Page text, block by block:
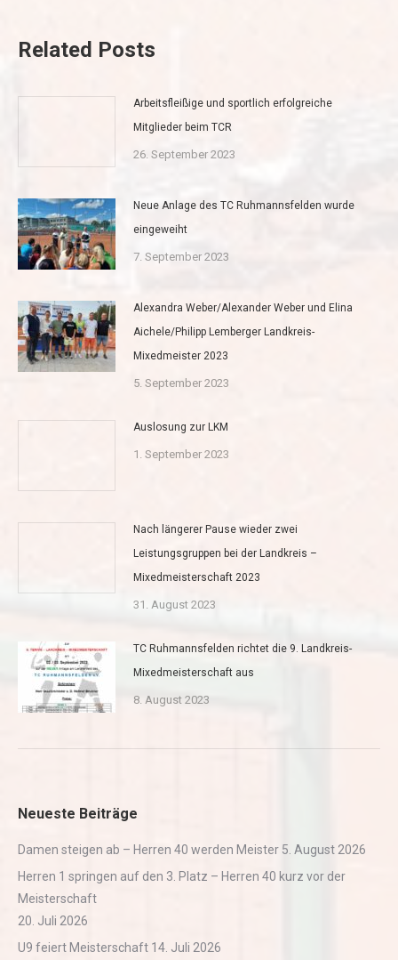
Related Posts
Arbeitsfleißige und sportlich erfolgreiche
Mitglieder beim TCR
26. September 2023
Neue Anlage des TC Ruhmannsfelden wurde
eingeweiht
7. September 2023
Alexandra Weber/Alexander Weber und Elina
Aichele/Philipp Lemberger Landkreis-
Mixedmeister 2023
5. September 2023
Auslosung zur LKM
1. September 2023
Nach längerer Pause wieder zwei
Leistungsgruppen bei der Landkreis –
Mixedmeisterschaft 2023
31. August 2023
TC Ruhmannsfelden richtet die 9. Landkreis-
Mixedmeisterschaft aus
8. August 2023
Neueste Beiträge
Damen steigen ab – Herren 40 werden Meister 5. August 2026
Herren 1 springen auf den 3. Platz – Herren 40 kurz vor der
Meisterschaft
20. Juli 2026
U9 feiert Meisterschaft 14. Juli 2026